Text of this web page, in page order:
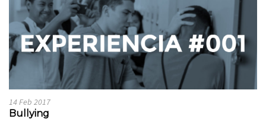
14 Feb 2017
Bullying